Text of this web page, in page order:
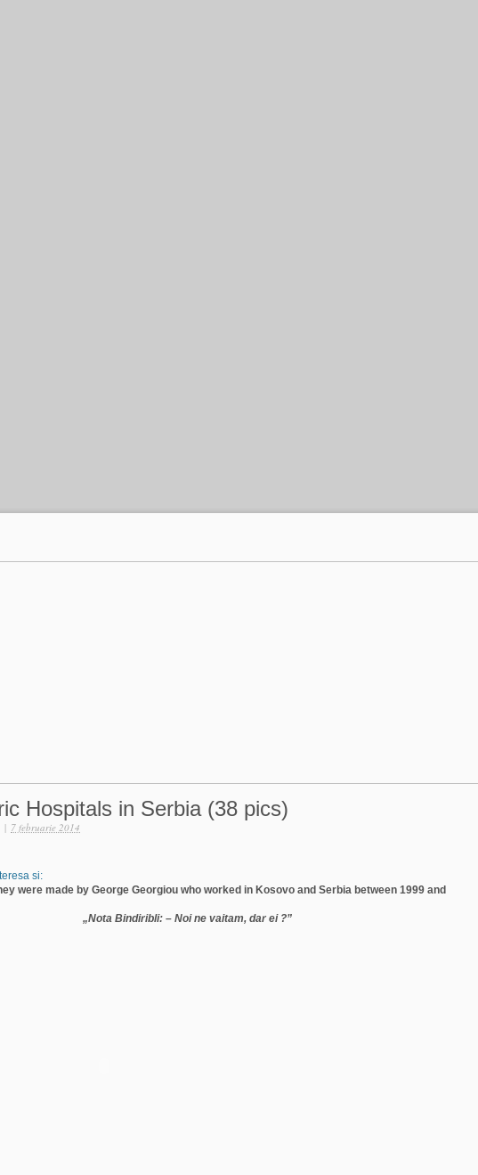
Hospitals in Serbia (38 pics)
| 7 februarie 2014
si:
were made by George Georgiou who worked in Kosovo and Serbia between 1999 and
„Nota Bindiribli: – Noi ne vaitam, dar ei ?”